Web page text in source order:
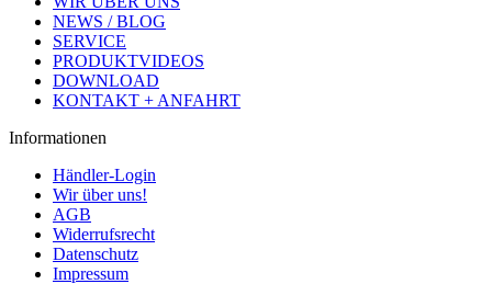
NEWS / BLOG
SERVICE
PRODUKTVIDEOS
DOWNLOAD
KONTAKT + ANFAHRT
Informationen
Händler-Login
Wir über uns!
AGB
Widerrufsrecht
Datenschutz
Impressum